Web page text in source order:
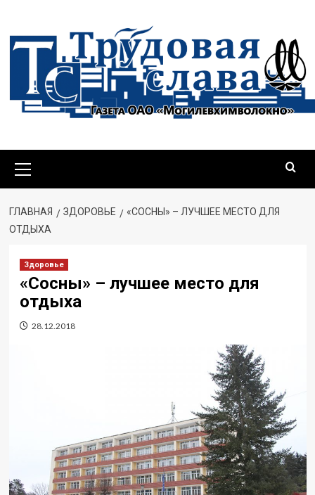
ГЛАВНАЯ ЗДОРОВЬЕ
«СОСНЫ» – ЛУЧШЕЕ МЕСТО ДЛЯ
ОТДЫХА
Здоровье
«Сосны» – лучшее место для
отдыха
28.12.2018